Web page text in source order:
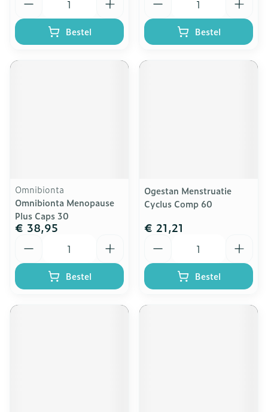
Bestel Bestel
Omnibionta
Omnibionta Menopause
Plus Caps 30
€ 38,95
Bestel
Ogestan Menstruatie
Cyclus Comp 60
€ 21,21
Bestel